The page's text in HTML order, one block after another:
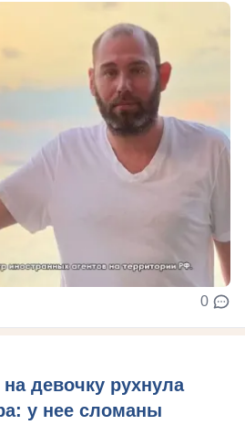
0
девочку рухнула
у нее сломаны